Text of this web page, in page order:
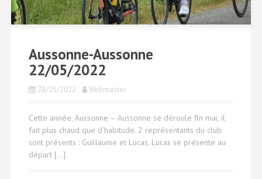
Aussonne-Aussonne
22/05/2022
28/05/2022 Webmaster
Cette année, Aussonne – Aussonne se déroule fin mai, il
fait plus chaud que d’habitude. 2 représentants du club
sont présents : Guillaume et Lucas. Lucas se présente au
départ […]